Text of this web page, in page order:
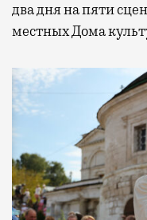
два дня на пяти
местных Дома